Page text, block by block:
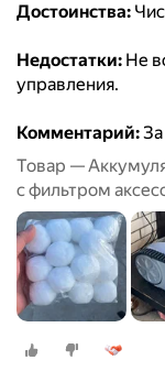
Достоинства:
Недостатки: Не
управления.
Комментарий:
Товар —
с фильтром
бассейна,